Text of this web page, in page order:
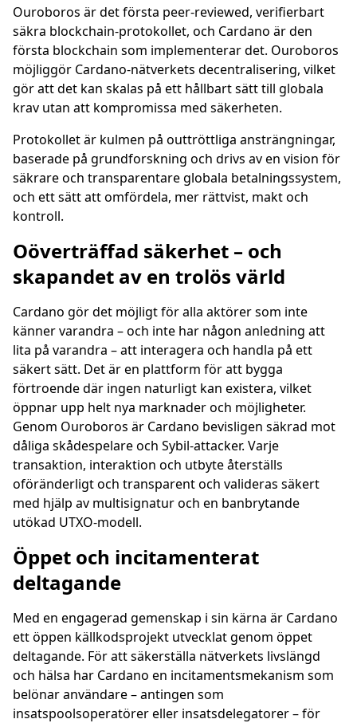
Ouroboros är det första peer-reviewed, verifierbart
säkra blockchain-protokollet, och Cardano är den
första blockchain som implementerar det. Ouroboros
möjliggör Cardano-nätverkets decentralisering, vilket
gör att det kan skalas på ett hållbart sätt till globala
krav utan att kompromissa med säkerheten.
Protokollet är kulmen på outtröttliga ansträngningar,
baserade på grundforskning och drivs av en vision för
säkrare och transparentare globala betalningssystem,
och ett sätt att omfördela, mer rättvist, makt och
kontroll.
Oöverträffad säkerhet – och
skapandet av en trolös värld
Cardano gör det möjligt för alla aktörer som inte
känner varandra – och inte har någon anledning att
lita på varandra – att interagera och handla på ett
säkert sätt. Det är en plattform för att bygga
förtroende där ingen naturligt kan existera, vilket
öppnar upp helt nya marknader och möjligheter.
Genom Ouroboros är Cardano bevisligen säkrad mot
dåliga skådespelare och Sybil-attacker. Varje
transaktion, interaktion och utbyte återställs
oföränderligt och transparent och valideras säkert
med hjälp av multisignatur och en banbrytande
utökad UTXO-modell.
Öppet och incitamenterat
deltagande
Med en engagerad gemenskap i sin kärna är Cardano
ett öppen källkodsprojekt utvecklat genom öppet
deltagande. För att säkerställa nätverkets livslängd
och hälsa har Cardano en incitamentsmekanism som
belönar användare – antingen som
insatspoolsoperatörer eller insatsdelegatorer – för